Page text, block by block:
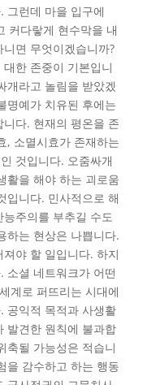
그런데 마을 입구에
커다랗게 현수막을 내
면 무엇이겠습니까?
한 존중이 기본입니
개라고 놀림을 받았겠
명예가 치유된 후에는
다. 현재의 평온을 존
, 소멸시효가 존재하는
것입니다. 오줌싸개
활을 해야 하는 괴로움
입니다. 민사적으로 해
주의를 부추길 수도
하는 현상은 나쁩니다.
야 할 일입니다. 하지
소셜 네트워크가 어떤
계로 퍼뜨리는 시대에
공익적 목적과 사생활
발견한 원칙에 불과합
축될 가능성은 적습니
을 감수하고 하는 행동